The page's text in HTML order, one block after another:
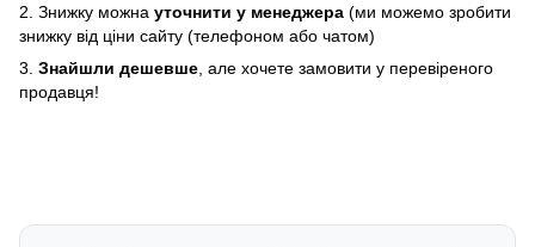
2. Знижку можна уточнити у менеджера (ми можемо зробити
знижку від ціни сайту (телефоном або чатом)
3. Знайшли дешевше , але хочете замовити у перевіреного
продавця!